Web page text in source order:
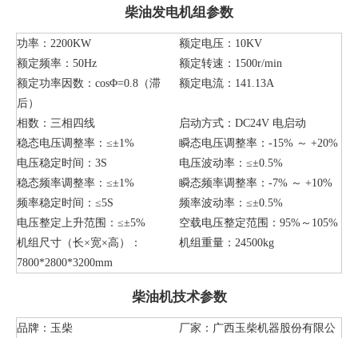
柴油发电机组参数
功率：2200KW
额定电压：10KV
额定频率：50Hz
额定转速：1500r/min
额定功率因数：cosΦ=0.8（滞
后）
额定电流：141.13A
相数：三相四线
启动方式：DC24V 电启动
稳态电压调整率：≤±1%
瞬态电压调整率：-15% ～ +20%
电压稳定时间：3S
电压波动率：≤±0.5%
稳态频率调整率：≤±1%
瞬态频率调整率：-7% ～ +10%
频率稳定时间：≤5S
频率波动率：≤±0.5%
电压整定上升范围：≤±5%
空载电压整定范围：95%～105%
机组尺寸（长×宽×高）：
7800*2800*3200mm
机组重量：24500kg
柴油机技术参数
品牌：玉柴
厂家：广西玉柴机器股份有限公